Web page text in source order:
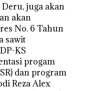
juga akan
akan
No. 6 Tahun
sawit
KS
progam
dan program
Reza Alex